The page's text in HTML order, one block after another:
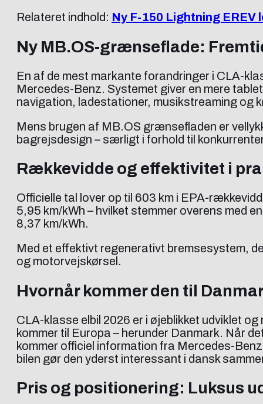
Relateret indhold: Ny F-150 Lightning EREV
Ny MB.OS-grænseflade:
En af de mest markante forandringer i CLA-
Mercedes-Benz. Systemet giver en mere
navigation, ladestationer, musikstreaming og
Mens brugen af MB.OS grænsefladen er
bagrejsdesign – særligt i forhold til
Rækkevidde og effektivitet i
Officielle tal lover op til 603 km i EPA-
5,95 km/kWh – hvilket stemmer overens med
8,37 km/kWh.
Med et effektivt regenerativt bremsesystem,
og motorvejskørsel.
Hvornår kommer den til
CLA-klasse elbil 2026 er i øjeblikket udviklet
kommer til Europa – herunder Danmark. Når
kommer officiel information fra Mercedes-
bilen gør den yderst interessant i dansk
Pris og positionering: Luksus